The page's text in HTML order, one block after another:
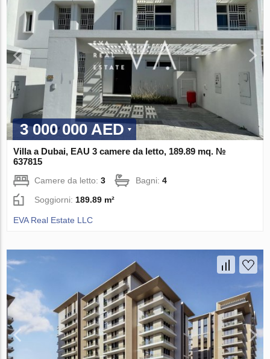
3 000 000 AED
Villa a Dubai, EAU 3 camere da letto, 189.89 mq. №
637815
Camere da letto:3 Bagni:4
Soggiorni: 189.89 m²
EVA Real Estate LLC